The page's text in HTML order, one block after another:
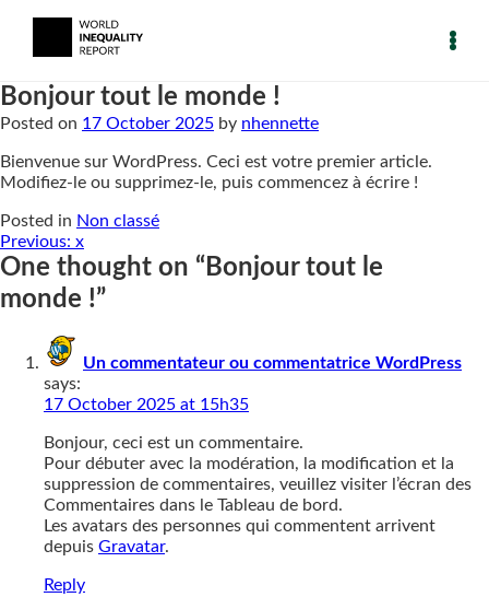
Bonjour tout le monde !
Posted on 17 October 2025 by nhennette
Bienvenue sur WordPress. Ceci est votre premier article.
Modifiez-le ou supprimez-le, puis commencez à écrire !
Posted in Non classé
Post
navigation
Previous: x
One thought on “ Bonjour tout le
monde !”
Un commentateur ou commentatrice WordPress
says:
17 October 2025 at 15h35
Bonjour, ceci est un commentaire.
Pour débuter avec la modération, la modification et la
suppression de commentaires, veuillez visiter l’écran des
Commentaires dans le Tableau de bord.
Les avatars des personnes qui commentent arrivent
depuis Gravatar.
Reply